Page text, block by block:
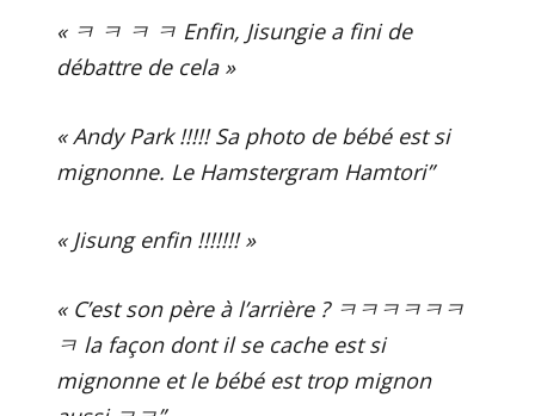
« ㅋ ㅋ ㅋ ㅋ Enfin, Jisungie a fini de
débattre de cela »
« Andy Park !!!!! Sa photo de bébé est si
mignonne. Le Hamstergram Hamtori”
« Jisung enfin !!!!!!! »
« C’est son père à l’arrière ? ㅋㅋㅋㅋㅋㅋ
ㅋ la façon dont il se cache est si
mignonne et le bébé est trop mignon